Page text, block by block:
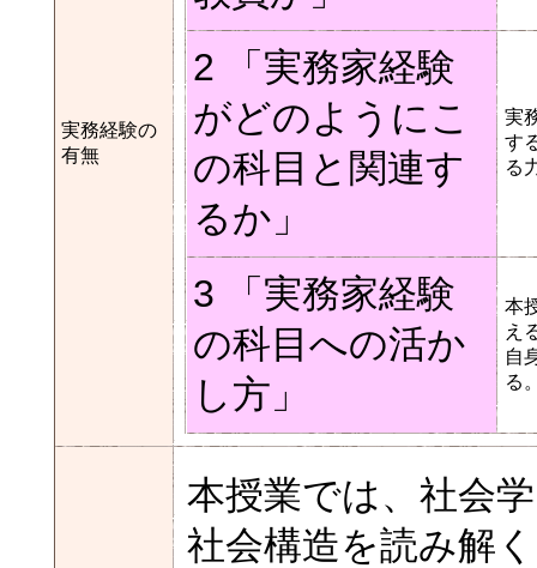
実務経験の
有無
2 「実務家経験
がどのようにこ
の科目と関連す
るか」
実
す
る
3 「実務家経験
の科目への活か
し方」
本
え
自
る
本授業では、社会
社会構造を読み解